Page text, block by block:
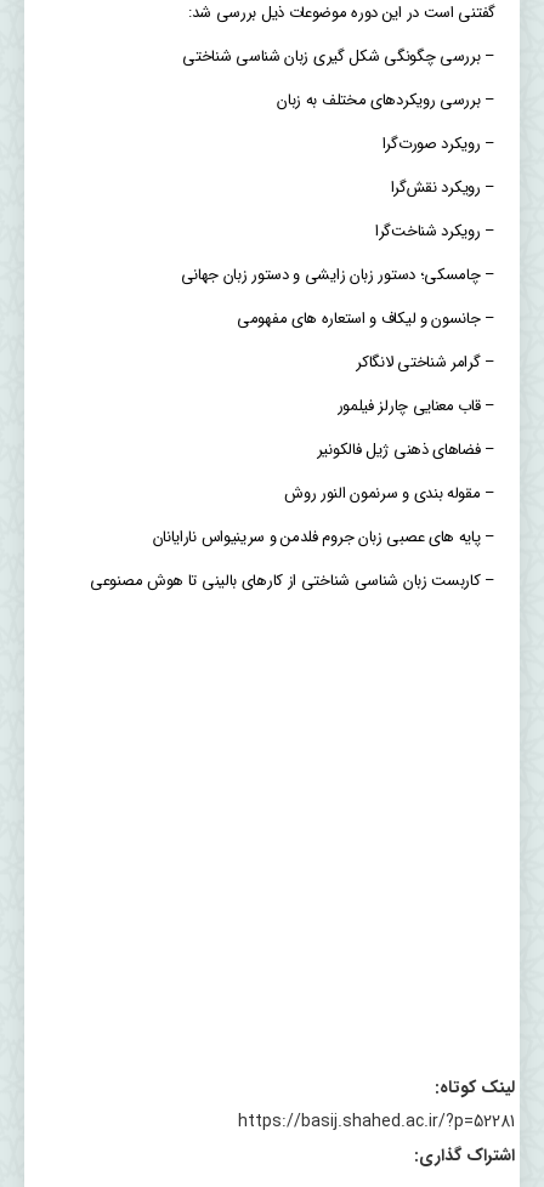
گفتنی است در این دوره موضوعات ذیل بررسی شد:
– بررسی چگونگی شکل گیری زبان شناسی شناختی
– بررسی رویکردهای مختلف به زبان
– رویکرد صورت‌گرا
– رویکرد نقش‌گرا
– رویکرد شناخت‌گرا
– چامسکی؛ دستور زبان زایشی و دستور زبان جهانی
– جانسون و لیکاف و استعاره های مفهومی
– گرامر شناختی لانگاکر
– قاب معنایی چارلز فیلمور
– فضاهای ذهنی ژیل فالکونیر
– مقوله بندی و سرنمون النور روش
– پایه های عصبی زبان جروم فلدمن و سرینیواس نارایانان
– کاربست زبان شناسی شناختی از کارهای بالینی تا هوش مصنوعی
لینک کوتاه:
https://basij.shahed.ac.ir/?p=52281
اشتراک گذاری: